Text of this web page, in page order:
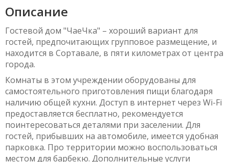
Описание
Гостевой дом "ЧаеЧка" – хороший вариант для
гостей, предпочитающих групповое размещение, и
находится в Сортавале, в пяти километрах от центра
города.
Комнаты в этом учреждении оборудованы для
самостоятельного приготовления пищи благодаря
наличию общей кухни. Доступ в интернет через Wi-Fi
предоставляется бесплатно, рекомендуется
поинтересоваться деталями при заселении. Для
гостей, прибывших на автомобиле, имеется удобная
парковка. Про территории можно воспользоваться
местом для барбекю. Дополнительные услуги